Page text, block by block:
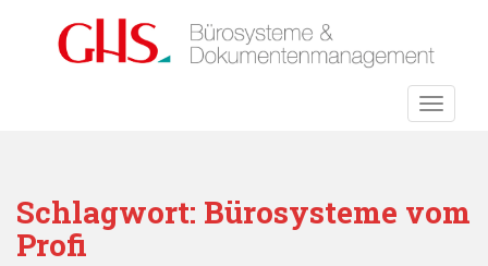
Schlagwort: Bürosysteme vom
Profi